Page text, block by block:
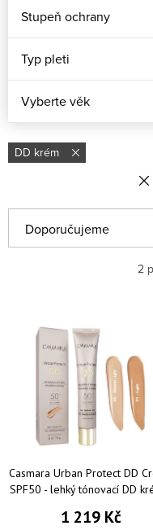
Stupeň ochrany
Typ pleti
Vyberte věk
DD krém
Řazení produktů
Doporučujeme
Nejprodávanější
Abecedně
2
Casmara Urban Protect DD
SPF50 - lehký tónovací DD
1 219 Kč